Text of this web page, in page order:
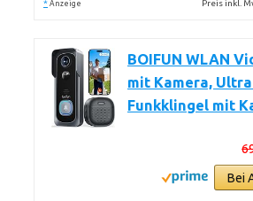
* Anzeige Preis inkl.
BOIFUN WLAN
mit Kamera,
Funkklingel mit
Bei